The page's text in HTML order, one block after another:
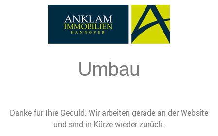
Umbau
Danke für Ihre Geduld. Wir arbeiten gerade an der Website
und sind in Kürze wieder zurück.